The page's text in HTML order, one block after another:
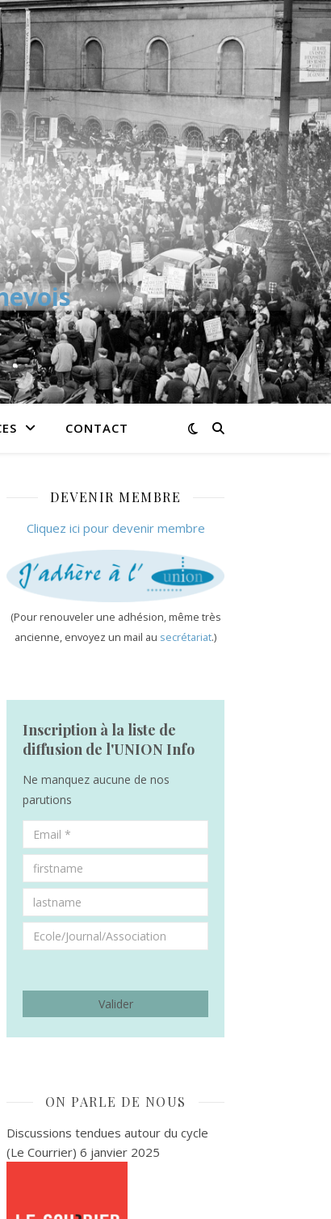
CONTACT
DEVENIR MEMBRE
Cliquez ici pour devenir membre
(Pour renouveler une adhésion, même très
ancienne, envoyez un mail au secrétariat.)
Inscription à la liste de
diffusion de l'UNION Info
Ne manquez aucune de nos
parutions
ON PARLE DE NOUS
Discussions tendues autour du cycle
(Le Courrier) 6 janvier 2025